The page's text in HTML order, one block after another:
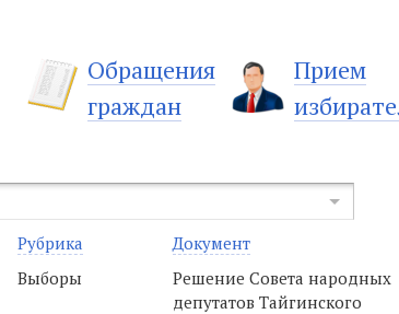
Обращения
граждан
Прием
Рубрика
Документ
Выборы
Решение Совета народных
депутатов Тайгинского